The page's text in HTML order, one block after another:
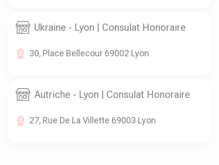
Ukraine - Lyon | Consulat Honoraire
30, Place Bellecour 69002 Lyon
Autriche - Lyon | Consulat Honoraire
27, Rue De La Villette 69003 Lyon